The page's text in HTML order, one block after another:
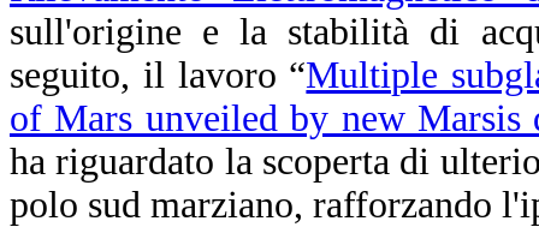
sull'origine e la stabilità di
seguito, il lavoro “Multiple
of Mars unveiled by new Marsis
ha riguardato la scoperta di
polo sud marziano, rafforzando